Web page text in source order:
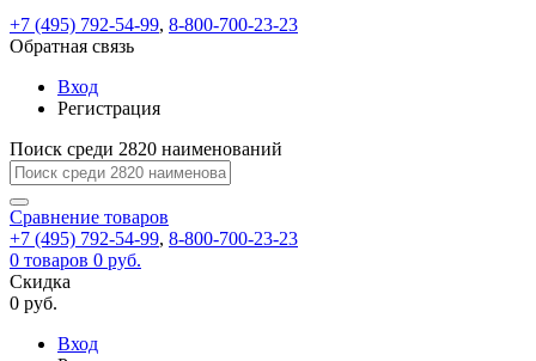
по
ней
для
регистрации.
Ок
Запомнить
меня
Забыли
Мы
отправим
ссылку
на
указанный
электронный
адрес,
перейдя
по
которой
вы
новый
test@test.ru
отправлена
ссылка.
Перейдите
по
для
смены
пароля.
Сменить
Войти
Сообщение
пользовательского
соглашения
+7 (495) 792-54-99, 8-800-700-23-23
Обратная связь
Вход
Регистрация
Поиск среди 2820 наименований
Сравнение товаров
+7 (495) 792-54-99, 8-800-700-23-23
0 товаров 0 руб.
Скидка
0 руб.
Вход